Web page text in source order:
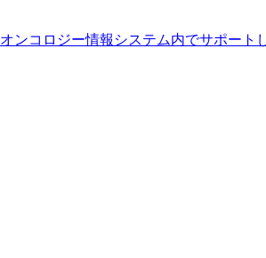
ンコロジー情報システム内でサポート